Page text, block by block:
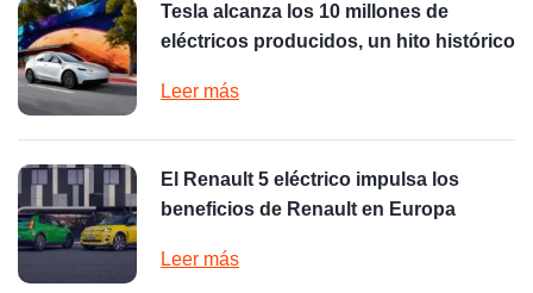
Tesla alcanza los 10 millones de
eléctricos producidos, un hito histórico
Leer más
El Renault 5 eléctrico impulsa los
beneficios de Renault en Europa
Leer más